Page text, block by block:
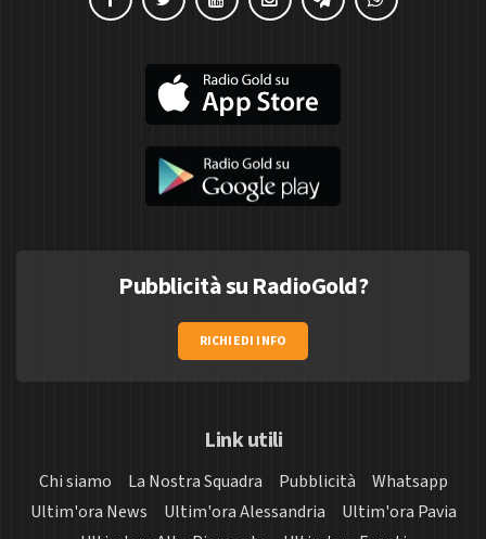
Pubblicità su RadioGold?
RICHIEDI INFO
Link utili
Chi siamo La Nostra Squadra Pubblicità
Whatsapp
Ultim'ora News
Ultim'ora Alessandria
Ultim'ora Pavia